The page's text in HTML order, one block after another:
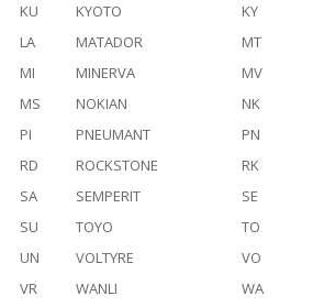
KU KYOTO
KY
LA MATADOR
MT
MI MINERVA
MV
MS NOKIAN
NK
PI PNEUMANT
PN
RD ROCKSTONE
RK
SA SEMPERIT
SE
SU TOYO
TO
UN VOLTYRE
VO
VR WANLI
WA